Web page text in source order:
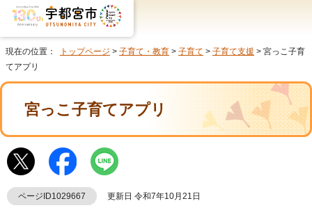
現在の位置： トップページ > 子育て・教育 > 子育て > 子育て支援 > 宮っこ子育
てアプリ
宮っこ子育てアプリ
ページID1029667 更新日 令和7年10月21日